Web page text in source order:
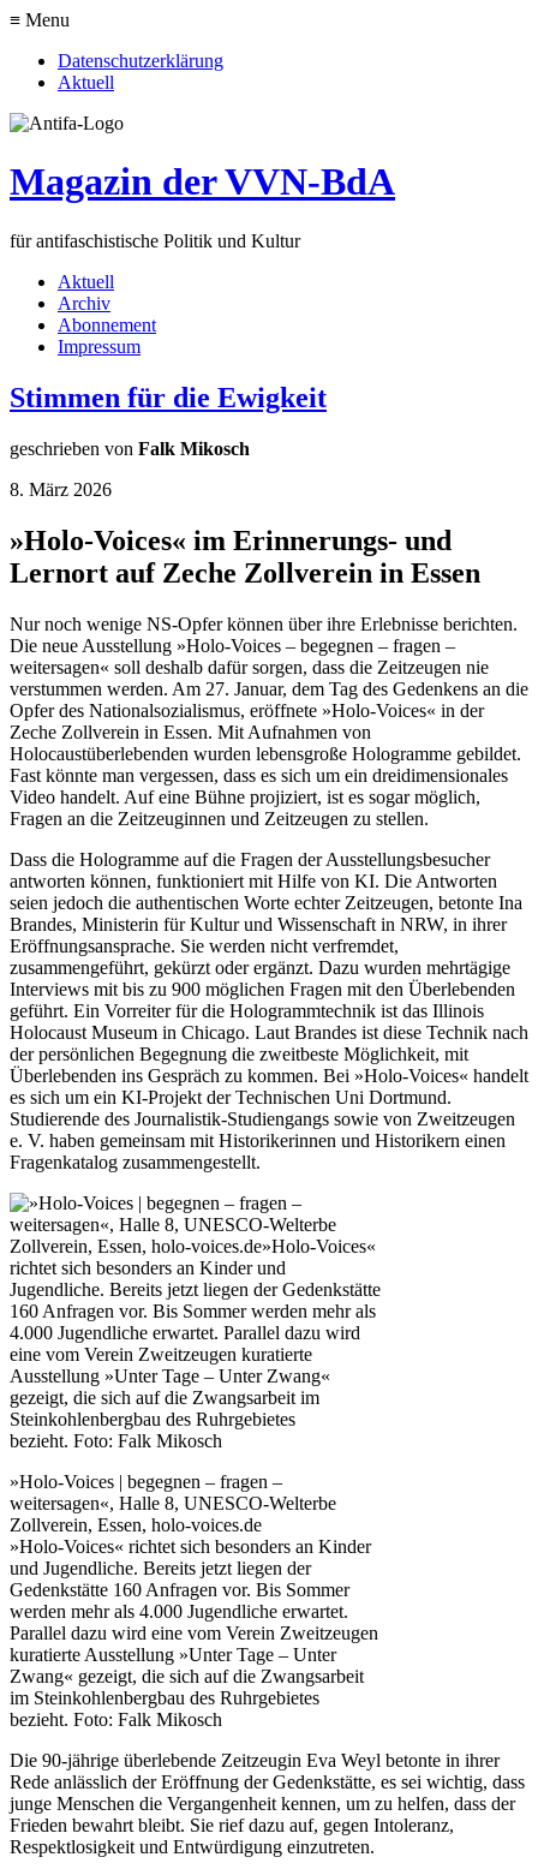
≡ Menu
Datenschutzerklärung
Aktuell
Magazin der VVN-BdA
für antifaschistische Politik und Kultur
Aktuell
Archiv
Abonnement
Impressum
Stimmen für die Ewigkeit
geschrieben von Falk Mikosch
8. März 2026
»Holo-Voices« im Erinnerungs- und
Lernort auf Zeche Zollverein in Essen
Nur noch wenige NS-Opfer können über ihre Erlebnisse berichten.
Die neue Ausstellung »Holo-Voices – begegnen – fragen –
weitersagen« soll deshalb dafür sorgen, dass die Zeitzeugen nie
verstummen werden. Am 27. Januar, dem Tag des Gedenkens an die
Opfer des Nationalsozialismus, eröffnete »Holo-Voices« in der
Zeche Zollverein in Essen. Mit Aufnahmen von
Holocaustüberlebenden wurden lebensgroße Hologramme gebildet.
Fast könnte man vergessen, dass es sich um ein dreidimensionales
Video handelt. Auf eine Bühne projiziert, ist es sogar möglich,
Fragen an die Zeitzeuginnen und Zeitzeugen zu stellen.
Dass die Hologramme auf die Fragen der Ausstellungsbesucher
antworten können, funktioniert mit Hilfe von KI. Die Antworten
seien jedoch die authentischen Worte echter Zeitzeugen, betonte Ina
Brandes, Ministerin für Kultur und Wissenschaft in NRW, in ihrer
Eröffnungsansprache. Sie werden nicht verfremdet,
zusammengeführt, gekürzt oder ergänzt. Dazu wurden mehrtägige
Interviews mit bis zu 900 möglichen Fragen mit den Überlebenden
geführt. Ein Vorreiter für die Hologrammtechnik ist das Illinois
Holocaust Museum in Chicago. Laut Brandes ist diese Technik nach
der persönlichen Begegnung die zweitbeste Möglichkeit, mit
Überlebenden ins Gespräch zu kommen. Bei »Holo-Voices« handelt
es sich um ein KI-Projekt der Technischen Uni Dortmund.
Studierende des Journalistik-Studiengangs sowie von Zweitzeugen
e. V. haben gemeinsam mit Historikerinnen und Historikern einen
Fragenkatalog zusammengestellt.
»Holo-Voices | begegnen – fragen –
weitersagen«, Halle 8, UNESCO-Welterbe
Zollverein, Essen, holo-voices.de
»Holo-Voices« richtet sich besonders an Kinder
und Jugendliche. Bereits jetzt liegen der
Gedenkstätte 160 Anfragen vor. Bis Sommer
werden mehr als 4.000 Jugendliche erwartet.
Parallel dazu wird eine vom Verein Zweitzeugen
kuratierte Ausstellung »Unter Tage – Unter
Zwang« gezeigt, die sich auf die Zwangsarbeit
im Steinkohlenbergbau des Ruhrgebietes
bezieht. Foto: Falk Mikosch
Die 90-jährige überlebende Zeitzeugin Eva Weyl betonte in ihrer
Rede anlässlich der Eröffnung der Gedenkstätte, es sei wichtig, dass
junge Menschen die Vergangenheit kennen, um zu helfen, dass der
Frieden bewahrt bleibt. Sie rief dazu auf, gegen Intoleranz,
Respektlosigkeit und Entwürdigung einzutreten.